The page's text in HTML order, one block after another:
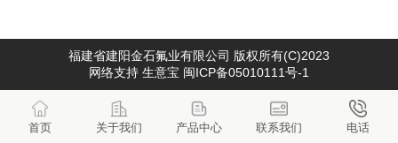
福建省建阳金石氟业有限公司 版权所有(C)2023
网络支持 生意宝 闽ICP备05010111号-1
首页 关于我们 产品中心 联系我们 电话